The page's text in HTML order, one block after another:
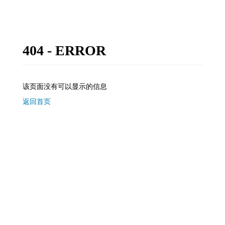
404 - ERROR
该页面没有可以显示的信息
返回首页